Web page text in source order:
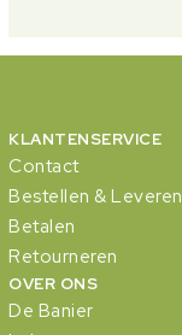
KLANTENSERVICE
Contact
Bestellen & Leveren
Betalen
Retourneren
OVER ONS
De Banier